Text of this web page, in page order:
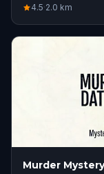
4.5·2.0 km
Murder